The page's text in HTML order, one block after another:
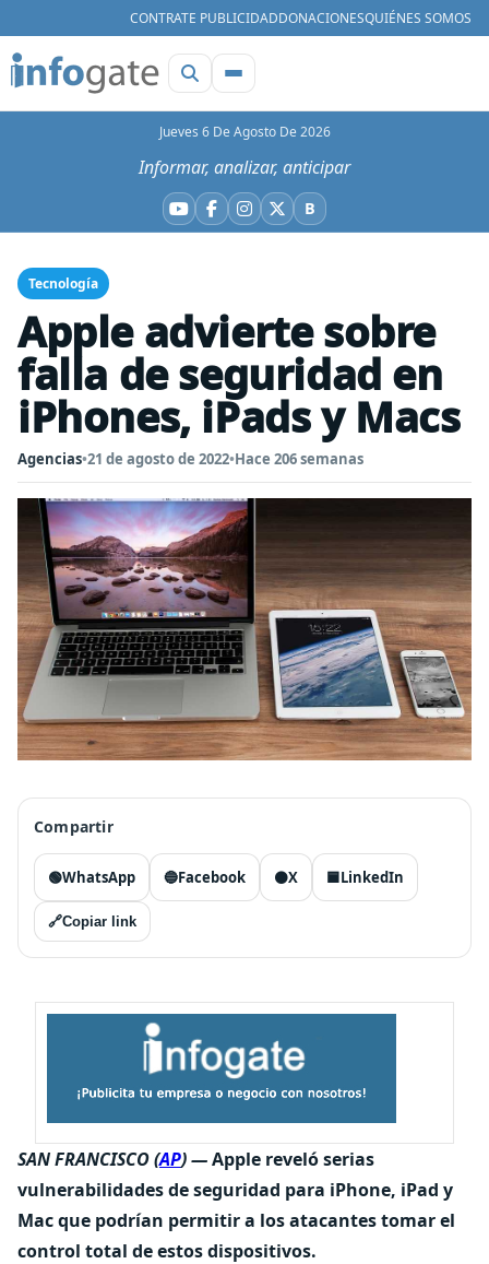
CONTRATE PUBLICIDADDONACIONESQUIÉNES SOMOS
Jueves 6 De Agosto De 2026
Informar, analizar, anticipar
YouTube
Facebook
Instagram
X BBluesky
Tecnología
Apple advierte sobre
falla de seguridad en
iPhones, iPads y Macs
Agencias•21 de agosto de 2022•Hace 206 semanas
Compartir
🟢WhatsApp 🔵Facebook ⚫X 🟦LinkedIn
🔗Copiar link
SAN FRANCISCO (AP) —Apple reveló serias
vulnerabilidades de seguridad para iPhone, iPad y
Mac que podrían permitir a los atacantes tomar el
control total de estos dispositivos.